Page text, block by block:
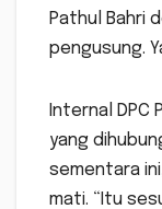
Pathul Bahri
pengusung.
Internal DPC
yang
sementara
mati. “Itu